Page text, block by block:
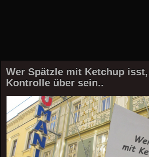
Wer Spätzle mit Ketchup
Kontrolle über sein..